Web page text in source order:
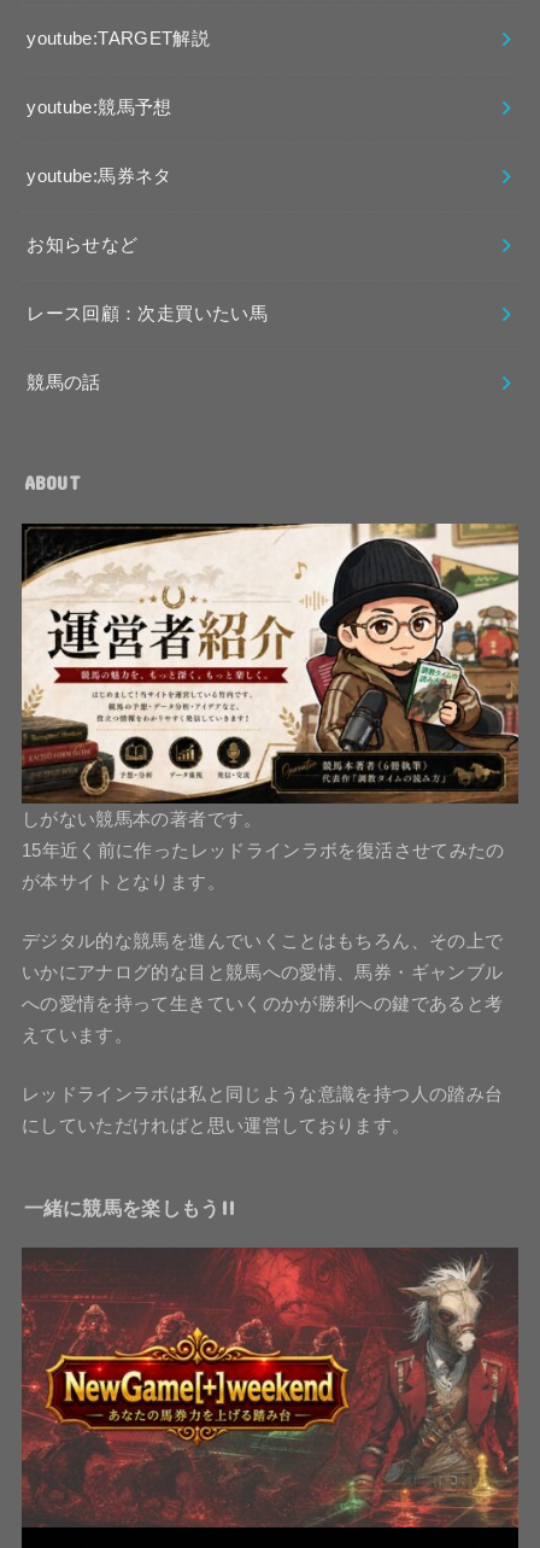
youtube:TARGET解説
youtube:競馬予想
youtube:馬券ネタ
お知らせなど
レース回顧：次走買いたい馬
競馬の話
ABOUT
しがない競馬本の著者です。
15年近く前に作ったレッドラインラボを復活させてみたの
が本サイトとなります。
デジタル的な競馬を進んでいくことはもちろん、その上で
いかにアナログ的な目と競馬への愛情、馬券・ギャンブル
への愛情を持って生きていくのかが勝利への鍵であると考
えています。
レッドラインラボは私と同じような意識を持つ人の踏み台
にしていただければと思い運営しております。
一緒に競馬を楽しもう!!